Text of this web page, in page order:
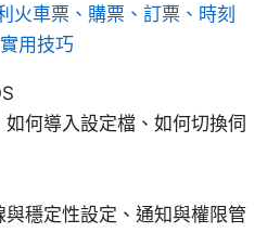
火車票、購票、訂票、時刻
用技巧
何導入設定檔、如何切換伺
穩定性設定、通知與權限管